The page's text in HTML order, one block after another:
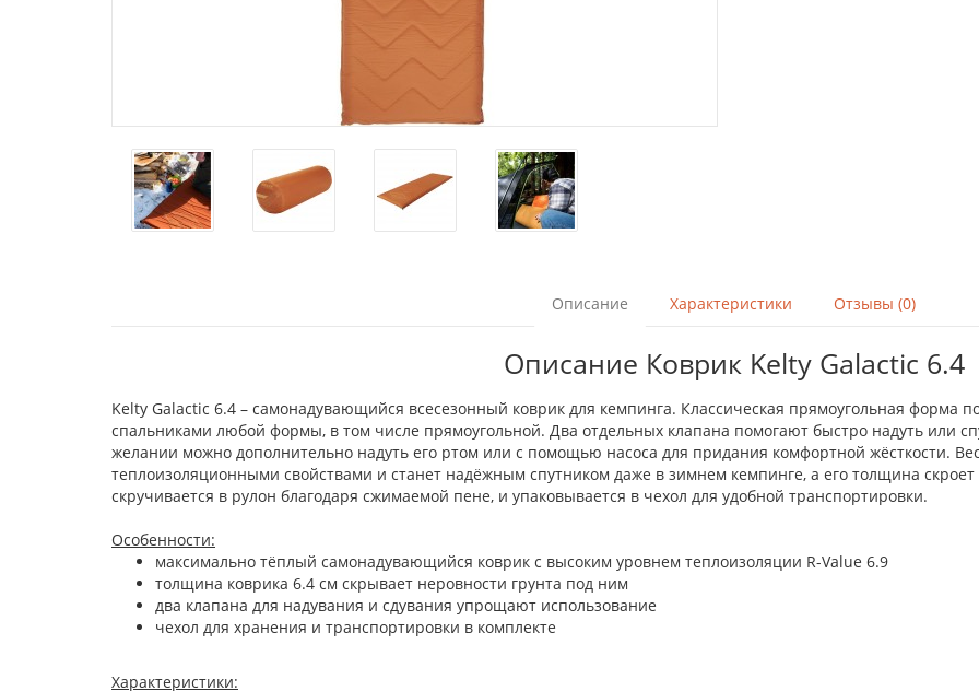
Описание Характеристики Отзывы (0)
Описание Коврик Kelty Galactic 6.4
Kelty Galactic 6.4 – самонадувающийся всесезонный коврик для кемпинга. Классическая прямоугольная форма
спальниками любой формы, в том числе прямоугольной. Два отдельных клапана помогают быстро надуть или
желании можно дополнительно надуть его ртом или с помощью насоса для придания комфортной жёсткости.
теплоизоляционными свойствами и станет надёжным спутником даже в зимнем кемпинге, а его толщина скроет
скручивается в рулон благодаря сжимаемой пене, и упаковывается в чехол для удобной транспортировки.
Особенности:
максимально тёплый самонадувающийся коврик с высоким уровнем теплоизоляции R-Value 6.9
толщина коврика 6.4 см скрывает неровности грунта под ним
два клапана для надувания и сдувания упрощают использование
чехол для хранения и транспортировки в комплекте
Характеристики: